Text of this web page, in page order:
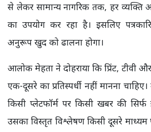
से लेकर सामान्य नागरिक तक, हर व्यक्ति
का उपयोग कर रहा है। इसलिए
अनुरूप खुद को ढालना होगा।
आलोक मेहता ने दोहराया कि प्रिंट, टीवी
एक-दूसरे का प्रतिस्पर्धी नहीं मानना
किसी प्लेटफॉर्म पर किसी खबर की
उसका विस्तृत विश्लेषण किसी दूसरे